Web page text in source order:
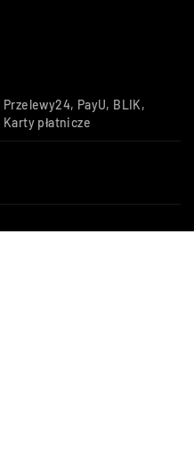
Przelewy24, PayU, BLIK,
Karty płatnicze